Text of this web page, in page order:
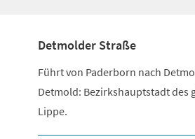
Detmolder Straße
Führt von Paderborn nach
Detmold: Bezirkshauptstadt des
Lippe.